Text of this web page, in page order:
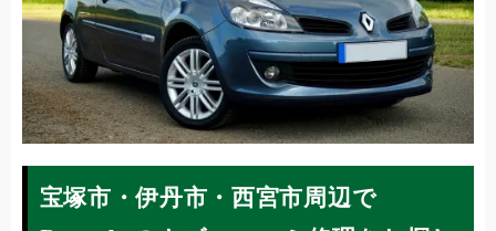
宝塚市・伊丹市・西宮市周辺で